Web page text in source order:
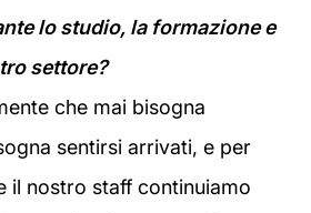
lo studio, la formazione e
settore?
che mai bisogna
sentirsi arrivati, e per
il nostro staff continuiamo